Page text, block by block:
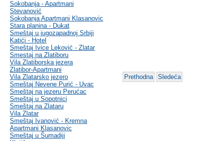
Sokobanja - Apartmani
Stevanović
Sokobanja Apartmani Klasanovic
Stara planina - Dukat
Smeštaj u jugozapadnoj Srbiji
Katići - Hotel
Smeštaj Ivice Leković - Zlatar
Smestaj na Zlatiboru
Vila Zlatiborska jezera
Zlatibor-Apartmani
Vila Zlatarsko jezero
Smeštaj Nevene Purić - Uvac
Smeštaj na jezeru Perućac
Smeštaj u Sopotnici
Smeštaj na Zlataru
Vila Zlatar
Smeštaj Ivanović - Kremna
Apartmani Klasanovic
Smeštaj u Šumadiji
Prethodna Sledeća